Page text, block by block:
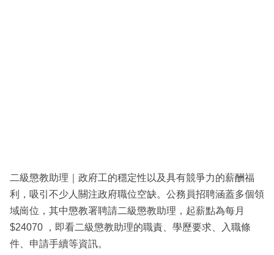
二級懲教助理｜政府工的穩定性以及具有競爭力的薪酬福
利，吸引不少人關注政府職位空缺。公務員招聘涵蓋多個領
域崗位，其中懲教署聘請二級懲教助理，起薪點為每月
$24070 ，即看二級懲教助理的職責、學歷要求、入職條
件、申請手續等資訊。